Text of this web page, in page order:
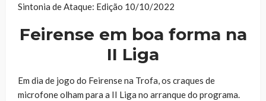
Sintonia de Ataque: Edição 10/10/2022
Feirense em boa forma na
II Liga
Em dia de jogo do Feirense na Trofa, os craques de
microfone olham para a II Liga no arranque do programa.